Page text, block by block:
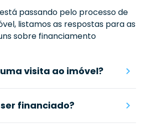
passando pelo processo de
listamos as respostas para as
sobre financiamento
visita ao imóvel?
financiado?